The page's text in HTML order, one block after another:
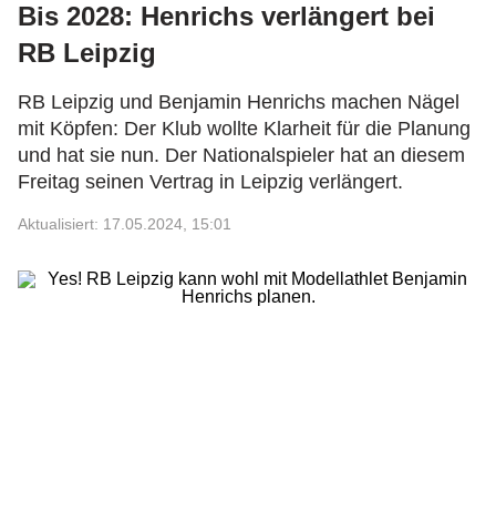
Bis 2028: Henrichs verlängert bei
RB Leipzig
RB Leipzig und Benjamin Henrichs machen Nägel
mit Köpfen: Der Klub wollte Klarheit für die Planung
und hat sie nun. Der Nationalspieler hat an diesem
Freitag seinen Vertrag in Leipzig verlängert.
Aktualisiert: 17.05.2024, 15:01